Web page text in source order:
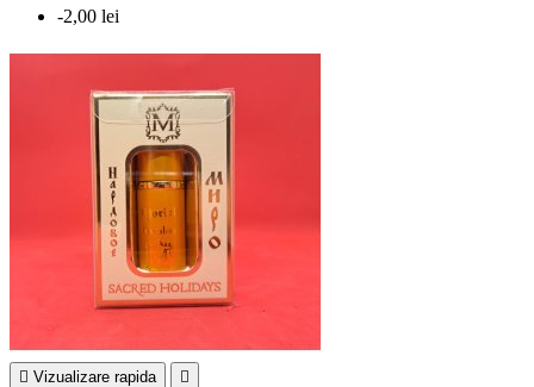
-2,00 lei
 Vizualizare rapida 